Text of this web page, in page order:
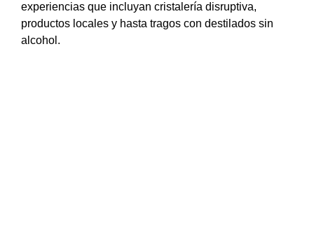
experiencias que incluyan cristalería disruptiva,
productos locales y hasta tragos con destilados sin
alcohol.